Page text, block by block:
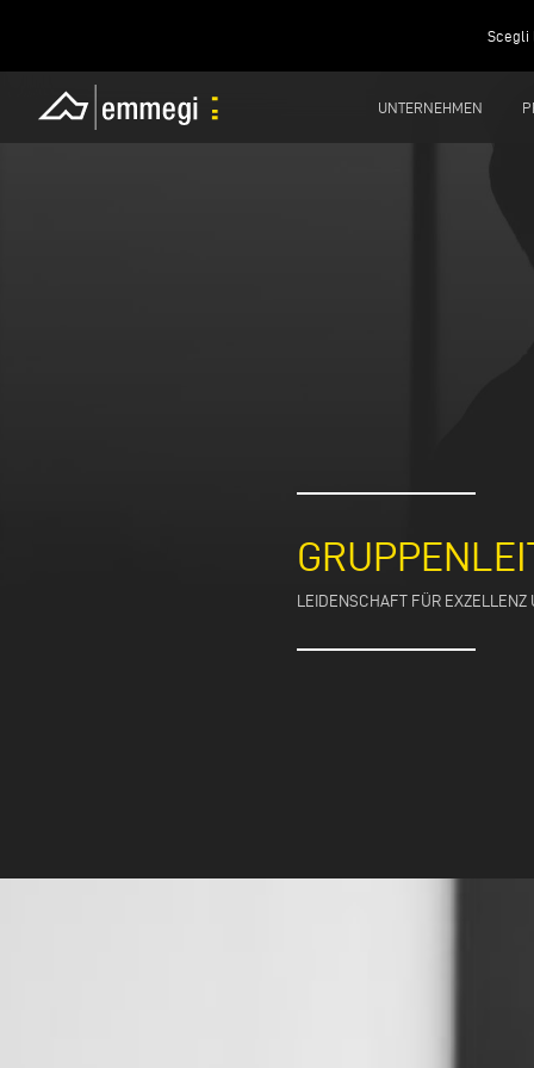
Scegli
UNTERNEHMEN
LEIDENSCHAFT FÜR EXZELLENZ